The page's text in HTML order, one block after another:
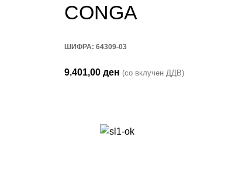
CONGA
ШИФРА: 64309-03
9.401,00 ден (со вклучен ДДВ)